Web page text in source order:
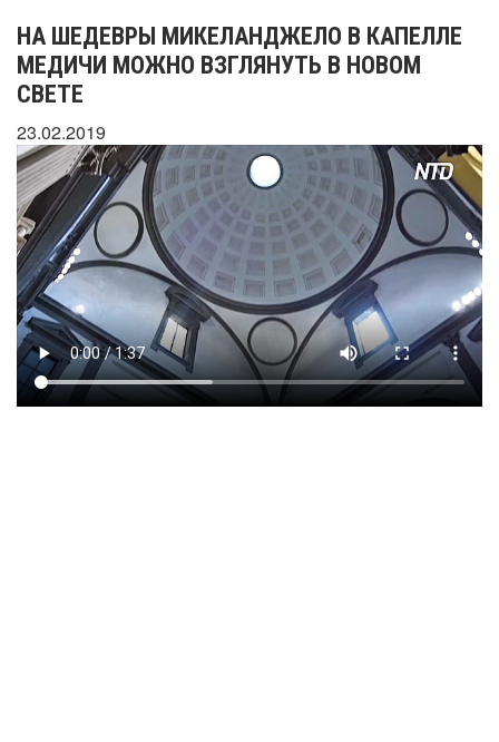
НА ШЕДЕВРЫ МИКЕЛАНДЖЕЛО В КАПЕЛЛЕ
МЕДИЧИ МОЖНО ВЗГЛЯНУТЬ В НОВОМ
СВЕТЕ
23.02.2019